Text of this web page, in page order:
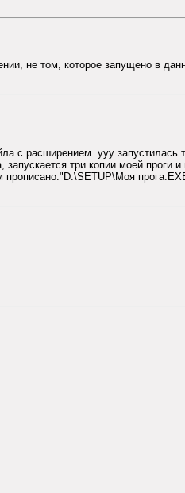
не том, которое запущено в
с расширением .ууу
три копии моей проги
прописано:"D:\SETUP\Моя